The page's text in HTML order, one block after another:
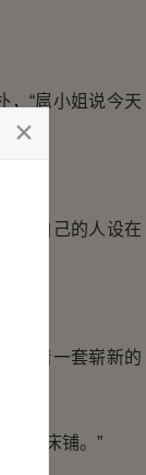
“扈小姐说今天
道自己的人设在
抱着一套崭新的
下床铺。”